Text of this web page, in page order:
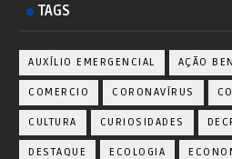
TAGS
AUXÍLIO EMERGENCIAL AÇÃO
COMERCIO CORONAVÍRUS
CULTURA CURIOSIDADES
DESTAQUE ECOLOGIA